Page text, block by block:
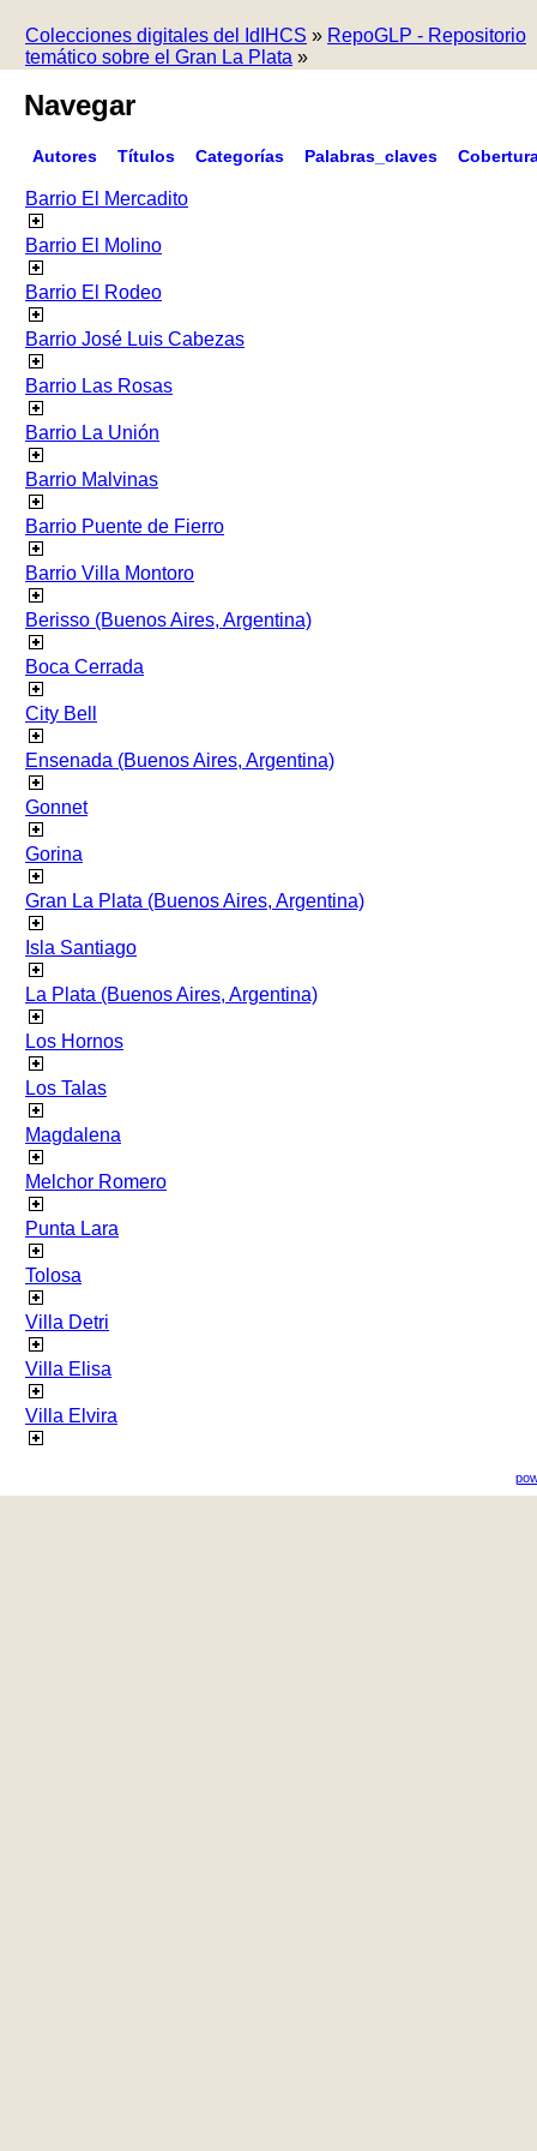
Colecciones digitales del IdIHCS » RepoGLP - Repositorio
temático sobre el Gran La Plata »
Navegar
Autores Títulos Categorías Palabras_claves
Barrio El Mercadito
Barrio El Molino
Barrio El Rodeo
Barrio José Luis Cabezas
Barrio Las Rosas
Barrio La Unión
Barrio Malvinas
Barrio Puente de Fierro
Barrio Villa Montoro
Berisso (Buenos Aires, Argentina)
Boca Cerrada
City Bell
Ensenada (Buenos Aires, Argentina)
Gonnet
Gorina
Gran La Plata (Buenos Aires, Argentina)
Isla Santiago
La Plata (Buenos Aires, Argentina)
Los Hornos
Los Talas
Magdalena
Melchor Romero
Punta Lara
Tolosa
Villa Detri
Villa Elisa
Villa Elvira